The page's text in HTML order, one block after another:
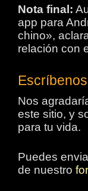
Nota final:
app para
chino»,
relación con
Escríbenos
Nos
este sitio, y
para tu vida.
Puedes
de nuestro